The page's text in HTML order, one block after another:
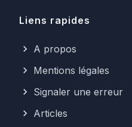
Liens rapides
A propos
Mentions légales
Signaler une erreur
Articles